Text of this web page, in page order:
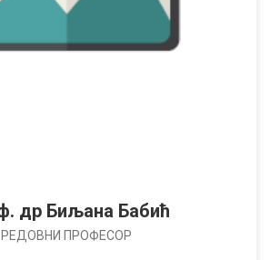
др Биљана Бабић
РЕДОВНИ ПРОФЕСОР